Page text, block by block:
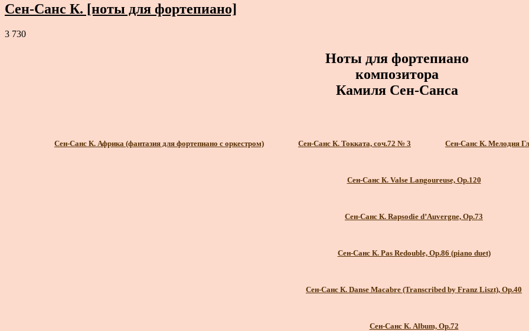
Сен-Санс К. [ноты для фортепиано]
3 730
Ноты для фортепиано
композитора
Камиля Сен-Санса
Сен-Санс К. Африка (фантазия для фортепиано с оркестром) Сен-Санс К. Токката, соч.72 № 3 Сен-Санс К. Мелодия
Сен-Санс К. Valse Langoureuse, Op.120
Сен-Санс К. Rapsodie d’Auvergne, Op.73
Сен-Санс К. Pas Redouble, Op.86 (piano duet)
Сен-Санс К. Danse Macabre (Transcribed by Franz Liszt), Op.40
Сен-Санс К. Album, Op.72